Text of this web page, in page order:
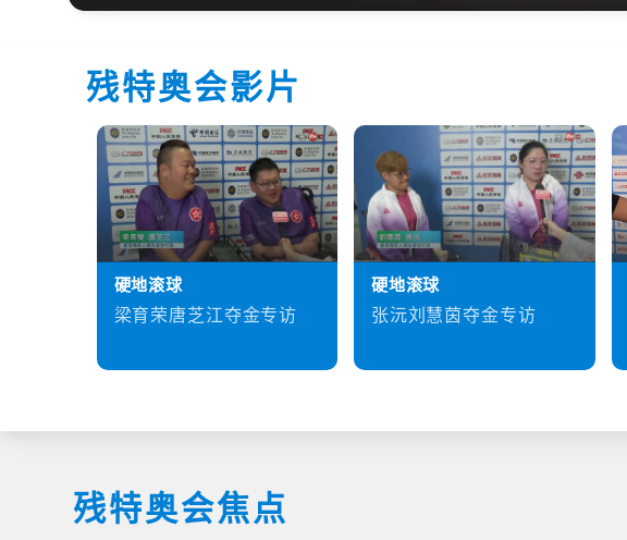
残特奥会影片
硬地滚球
梁育荣唐芝江夺金专访
硬地滚球
张沅刘慧茵夺金专访
残特奥会焦点